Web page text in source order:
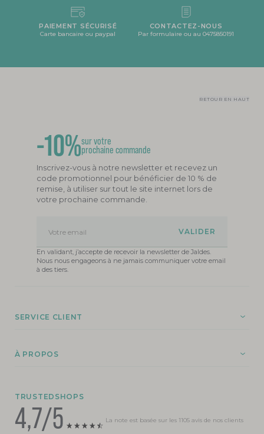
PAIEMENT SÉCURISÉ
Carte bancaire ou paypal
CONTACTEZ-NOUS
Par formulaire ou au 0475850191
RETOUR EN HAUT
-10%sur votre
prochaine commande
Inscrivez-vous à notre newsletter et recevez un
code promotionnel pour bénéficier de 10 % de
remise, à utiliser sur tout le site internet lors de
votre prochaine commande.
Votre email
En validant, j’accepte de recevoir la newsletter de Jaldes.
Nous nous engageons à ne jamais communiquer votre email
à des tiers.
SERVICE CLIENT
À PROPOS
TRUSTEDSHOPS
4,7/5 La note est basée sur les 1105 avis de nos clients